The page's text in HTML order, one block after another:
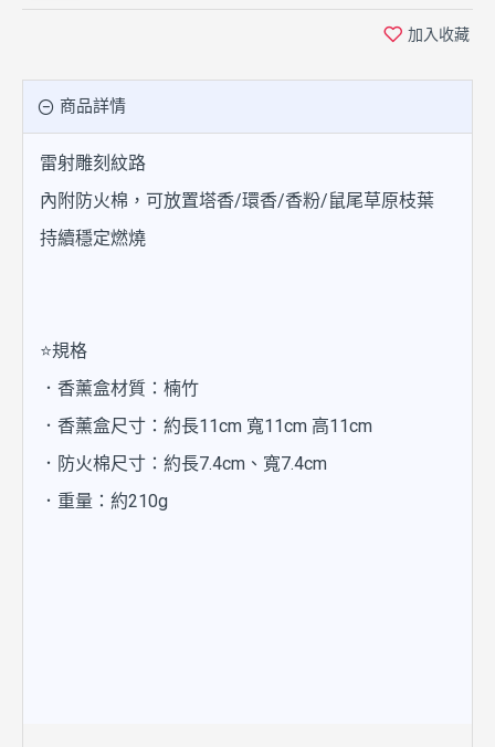
加入收藏
商品詳情
雷射雕刻紋路
內附防火棉，可放置塔香/環香/香粉/鼠尾草原枝葉
持續穩定燃燒
⭐規格
．香薰盒材質：楠竹
．香薰盒尺寸：約長11cm 寬11cm 高11cm
．防火棉尺寸：約長7.4cm、寬7.4cm
．重量：約210g